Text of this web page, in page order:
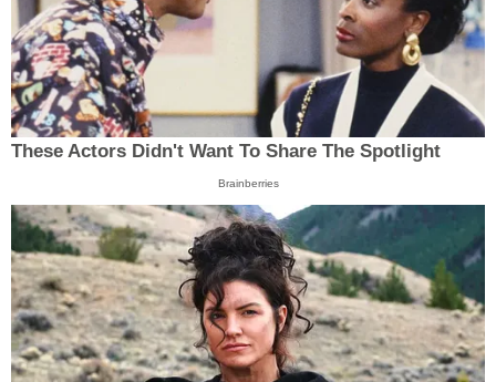
These Actors Didn't Want To Share The Spotlight
Brainberries